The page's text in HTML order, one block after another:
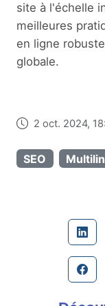
site à l'échelle
meilleures
en ligne
globale.
2 oct. 2024,
SEO